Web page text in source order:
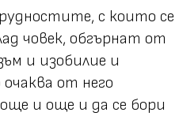
с които се
човек, обгърнат от
и изобилие и
от него
и още и да се бори